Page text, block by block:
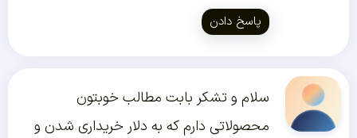
پاسخ دادن
سلام و تشکر بابت مطالب خوبتون
محصولاتی دارم که به دلار خریداری شدن و